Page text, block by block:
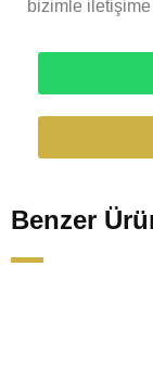
bizimle
Benzer